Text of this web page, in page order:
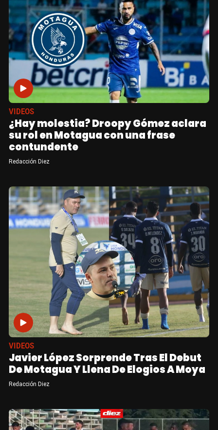
VIDEOS
¿Hay molestia? Droopy Gómez aclara
su rol en Motagua con una frase
contundente
Redacción Diez
VIDEOS
Javier López Sorprende Tras El Debut
De Motagua Y Llena De Elogios A Moya
Redacción Diez